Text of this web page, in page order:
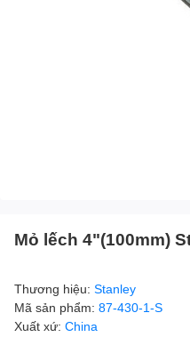
Mỏ lếch 4"(100mm)
Thương hiệu: Stanley
Mã sản phẩm: 87-430-1-S
Xuất xứ: China